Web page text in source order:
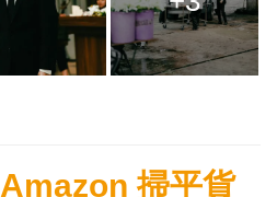
Amazon 掃平貨